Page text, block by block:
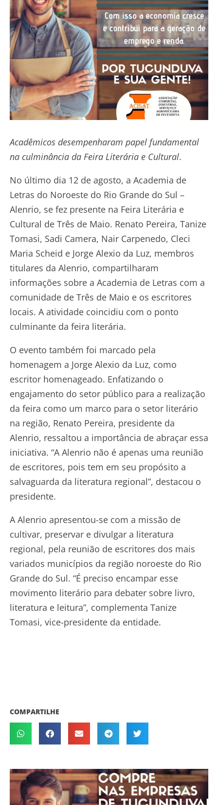
Acadêmicos desempenharam papel fundamental
na culminância da Feira Literária e Cultural.
No último dia 12 de agosto, a Academia de
Letras do Noroeste do Rio Grande do Sul –
Alenrio, se fez presente na Feira Literária e
Cultural de Três de Maio. Renato Pereira, Tanize
Tomasi, Sadi Camera, Nair Carpenedo, Cleci
Maria Scheid e Jorge Alexio da Luz, membros
titulares da Alenrio, compartilharam
informações sobre a Academia de Letras com a
comunidade de Três de Maio e os escritores
locais. A atividade coincidiu com o ponto
culminante da feira literária.
O evento também foi marcado pela
homenagem a Jorge Alexio da Luz, como
escritor homenageado. Enfatizando o
engajamento do setor público para a realização
da feira como um marco para o setor literário
na região, Renato Pereira, presidente da
Alenrio, ressaltou a importância de abraçar essa
iniciativa. “A Alenrio não é apenas uma reunião
de escritores, pois tem em seu propósito a
salvaguarda da literatura regional”, destacou o
presidente.
A Alenrio apresentou-se com a missão de
cultivar, preservar e divulgar a literatura
regional, pela reunião de escritores dos mais
variados municípios da região noroeste do Rio
Grande do Sul. “É preciso encampar esse
movimento literário para debater sobre livro,
literatura e leitura”, complementa Tanize
Tomasi, vice-presidente da entidade.
COMPARTILHE